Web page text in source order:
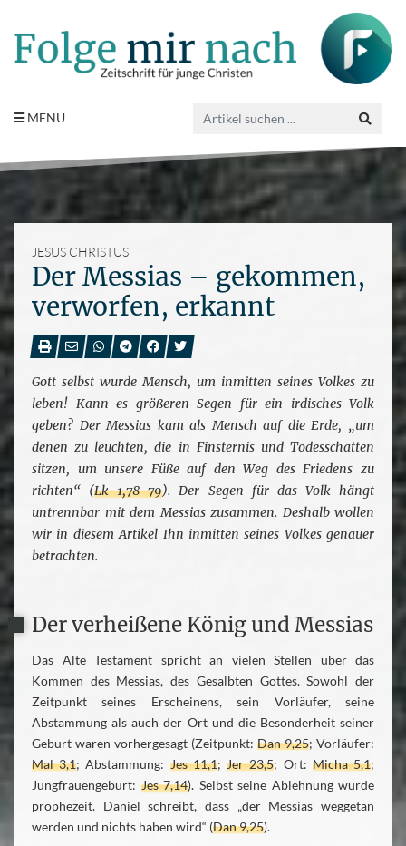
MENÜ
JESUS CHRISTUS
Der Messias – gekommen,
verworfen, erkannt
Gott selbst wurde Mensch, um inmitten seines Volkes zu
leben! Kann es größeren Segen für ein irdisches Volk
geben? Der Messias kam als Mensch auf die Erde, „um
denen zu leuchten, die in Finsternis und Todesschatten
sitzen, um unsere Füße auf den Weg des Friedens zu
richten“ (Lk 1,78-79). Der Segen für das Volk hängt
untrennbar mit dem Messias zusammen. Deshalb wollen
wir in diesem Artikel Ihn inmitten seines Volkes genauer
betrachten.
Der verheißene König und Messias
Das Alte Testament spricht an vielen Stellen über das
Kommen des Messias, des Gesalbten Gottes. Sowohl der
Zeitpunkt seines Erscheinens, sein Vorläufer, seine
Abstammung als auch der Ort und die Besonderheit seiner
Geburt waren vorhergesagt (Zeitpunkt: Dan 9,25; Vorläufer:
Mal 3,1; Abstammung: Jes 11,1;Jer 23,5; Ort: Micha 5,1;
Jungfrauengeburt: Jes 7,14). Selbst seine Ablehnung wurde
prophezeit. Daniel schreibt, dass „der Messias weggetan
werden und nichts haben wird“ (Dan 9,25).